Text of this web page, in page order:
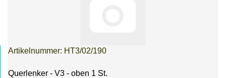
Artikelnummer: HT3/02/190
Querlenker - V3 - oben 1 St.